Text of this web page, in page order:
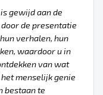
gewijd aan de
de presentatie
verhalen, hun
waardoor u in
van wat
menselijk genie
bestaan te